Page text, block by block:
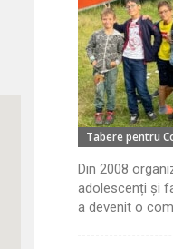
Tabere pentru
Din 2008
adolescenți și
a devenit o